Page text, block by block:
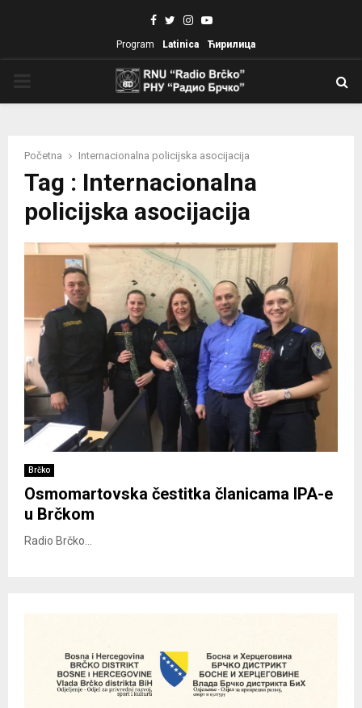
Facebook
TwitterInstagram
Youtube
Program Latinica Ћирилица
Početna Internacionalna policijska asocijacija
Tag : Internacionalna
policijska asocijacija
Brčko
Osmomartovska čestitka članicama IPA-e
u Brčkom
Radio Brčko...